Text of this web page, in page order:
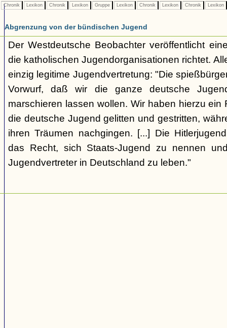
Chronik Lexikon Chronik Lexikon Gruppe Lexikon Chronik Lexikon Chronik Lexikon
Abgrenzung von der bündischen Jugend
Der Westdeutsche Beobachter veröffentlicht
die katholischen Jugendorganisationen richtet.
einzig legitime Jugendvertretung: "Die
Vorwurf, daß wir die ganze deutsche
marschieren lassen wollen. Wir haben hierzu ein
die deutsche Jugend gelitten und gestritten,
ihren Träumen nachgingen. [...] Die
das Recht, sich Staats-Jugend zu nennen
Jugendvertreter in Deutschland zu leben."